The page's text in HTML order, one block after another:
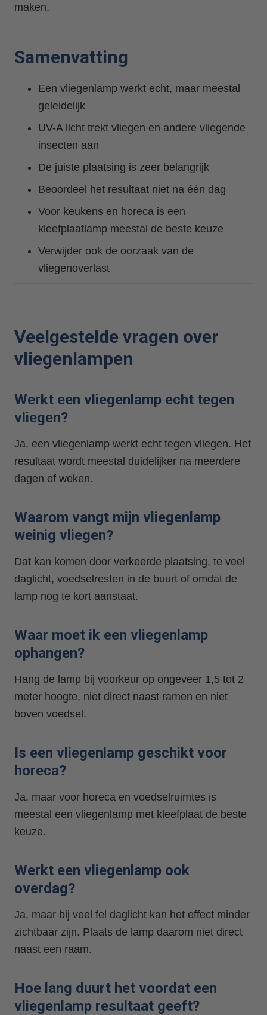
maken.
Samenvatting
Een vliegenlamp werkt echt, maar meestal
geleidelijk
UV-A licht trekt vliegen en andere vliegende
insecten aan
De juiste plaatsing is zeer belangrijk
Beoordeel het resultaat niet na één dag
Voor keukens en horeca is een
kleefplaatlamp meestal de beste keuze
Verwijder ook de oorzaak van de
vliegenoverlast
Veelgestelde vragen over
vliegenlampen
Werkt een vliegenlamp echt tegen
vliegen?
Ja, een vliegenlamp werkt echt tegen vliegen. Het
resultaat wordt meestal duidelijker na meerdere
dagen of weken.
Waarom vangt mijn vliegenlamp
weinig vliegen?
Dat kan komen door verkeerde plaatsing, te veel
daglicht, voedselresten in de buurt of omdat de
lamp nog te kort aanstaat.
Waar moet ik een vliegenlamp
ophangen?
Hang de lamp bij voorkeur op ongeveer 1,5 tot 2
meter hoogte, niet direct naast ramen en niet
boven voedsel.
Is een vliegenlamp geschikt voor
horeca?
Ja, maar voor horeca en voedselruimtes is
meestal een vliegenlamp met kleefplaat de beste
keuze.
Werkt een vliegenlamp ook
overdag?
Ja, maar bij veel fel daglicht kan het effect minder
zichtbaar zijn. Plaats de lamp daarom niet direct
naast een raam.
Hoe lang duurt het voordat een
vliegenlamp resultaat geeft?